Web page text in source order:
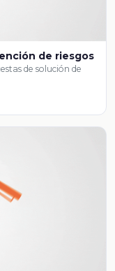
de riesgos
de solución de